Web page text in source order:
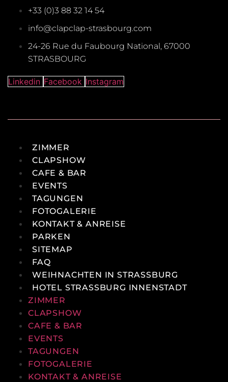
+33 (0)3 88 32 14 54
info@clapclap-strasbourg.com
24-26 Rue du Faubourg National, 67000
STRASBOURG
Linkedin Facebook Instagram
ZIMMER
CLAPSHOW
CAFE & BAR
EVENTS
TAGUNGEN
FOTOGALERIE
KONTAKT & ANREISE
PARKEN
SITEMAP
FAQ
WEIHNACHTEN IN STRASSBURG
HOTEL STRASSBURG INNENSTADT
ZIMMER
CLAPSHOW
CAFE & BAR
EVENTS
TAGUNGEN
FOTOGALERIE
KONTAKT & ANREISE